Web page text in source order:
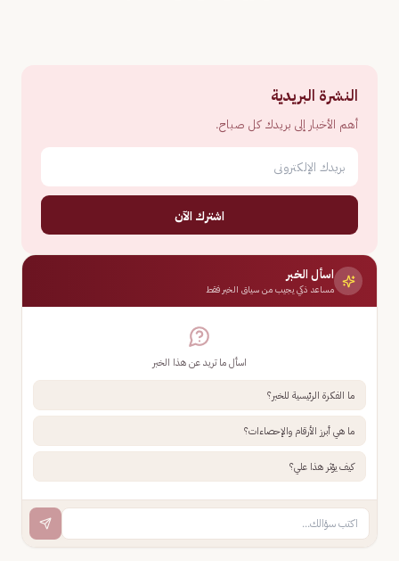
النشرة البريدية
أهم الأخبار إلى بريدك كل صباح.
اشترك الآن
اسأل الخبر
مساعد ذكي يجيب من سياق الخبر فقط
اسأل ما تريد عن هذا الخبر
ما الفكرة الرئيسية للخبر؟
ما هي أبرز الأرقام والإحصاءات؟
كيف يؤثر هذا علي؟